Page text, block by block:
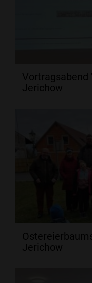
Vortragsabend
Jerichow
Jerichow